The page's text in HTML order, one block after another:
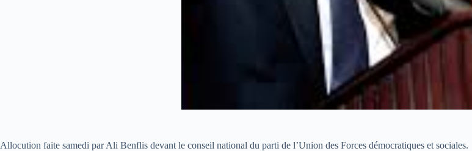
Allocution faite samedi par Ali Benflis devant le conseil national du parti de l’Union des Forces démocratiques et sociales.